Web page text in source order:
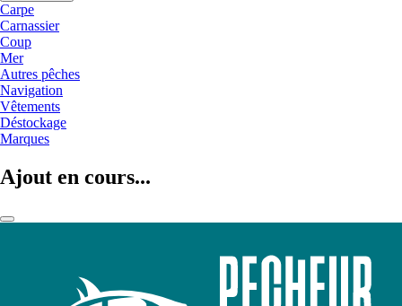
Carpe
Carnassier
Coup
Mer
Autres pêches
Navigation
Vêtements
Déstockage
Marques
Ajout en cours...